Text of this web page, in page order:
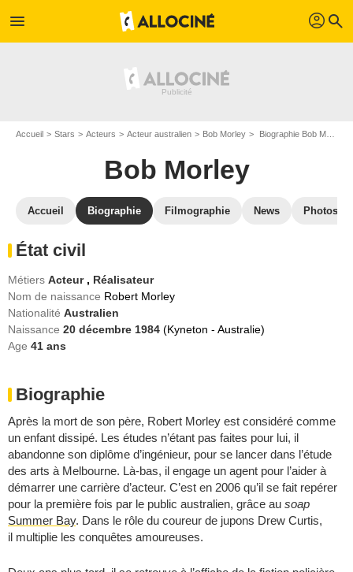
menu profil search
Accueil Stars Acteurs Acteur australien Bob Morley Biographie Bob Morley
Bob Morley
Accueil Biographie Filmographie News Photos
État civil
Métiers Acteur , Réalisateur
Nom de naissance Robert Morley
Nationalité Australien
Naissance 20 décembre 1984 (Kyneton - Australie)
Age 41 ans
Biographie
Après la mort de son père, Robert Morley est considéré comme
un enfant dissipé. Les études n’étant pas faites pour lui, il
abandonne son diplôme d’ingénieur, pour se lancer dans l’étude
des arts à Melbourne. Là-bas, il engage un agent pour l’aider à
démarrer une carrière d’acteur. C’est en 2006 qu’il se fait repérer
pour la première fois par le public australien, grâce au soap
Summer Bay. Dans le rôle du coureur de jupons Drew Curtis,
il multiplie les conquêtes amoureuses.